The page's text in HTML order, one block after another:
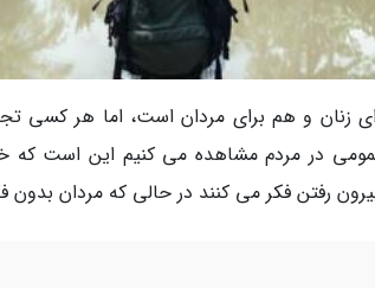
زنان و هم برای مردان است، اما هر کسی
در مردم مشاهده می کنیم این است که
رفتن فکر می کنند در حالی که مردان بدون